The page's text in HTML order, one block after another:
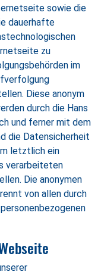
sowie die
dauerhafte
zu
im
Diese anonym
durch die Hans
und ferner mit dem
die Datensicherheit
letztlich ein
verarbeiteten
Die anonymen
von allen durch